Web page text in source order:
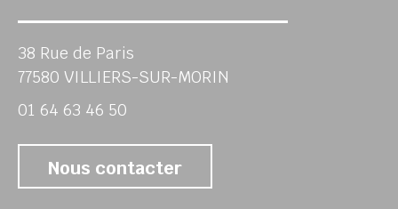
38 Rue de Paris
77580 VILLIERS-SUR-MORIN
01 64 63 46 50
Nous contacter